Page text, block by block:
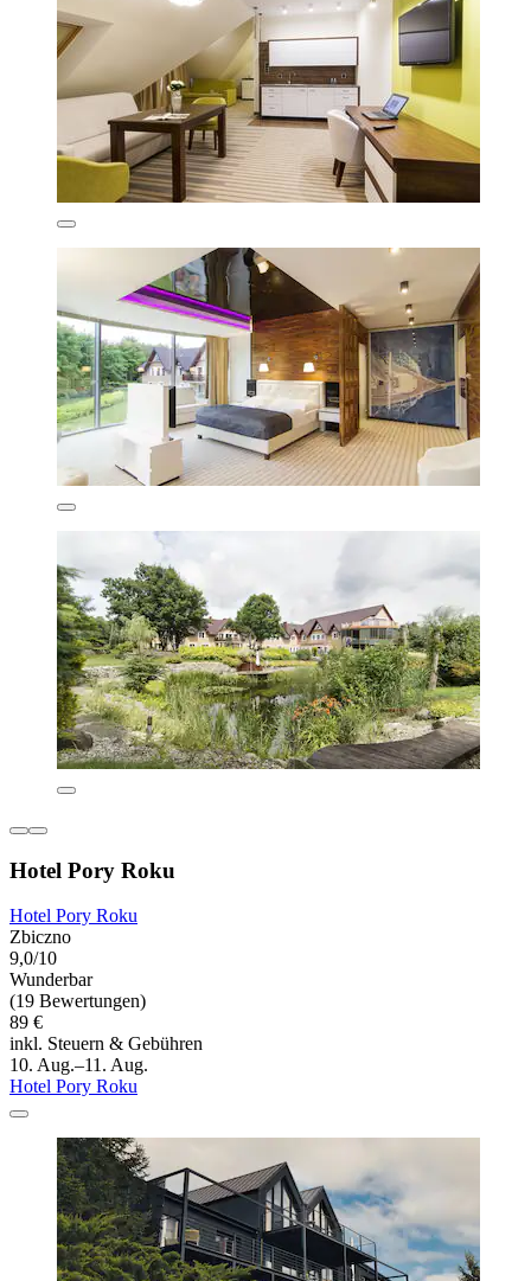
Hotel Pory Roku
Hotel Pory Roku
Zbiczno
9,0/10
Wunderbar
(19 Bewertungen)
89 €
inkl. Steuern & Gebühren
10. Aug.–11. Aug.
Hotel Pory Roku